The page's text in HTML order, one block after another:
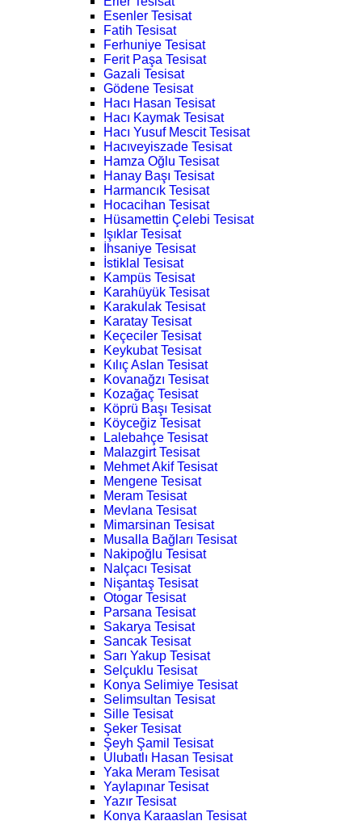
Esenler Tesisat
Fatih Tesisat
Ferhuniye Tesisat
Ferit Paşa Tesisat
Gazali Tesisat
Gödene Tesisat
Hacı Hasan Tesisat
Hacı Kaymak Tesisat
Hacı Yusuf Mescit Tesisat
Hacıveyiszade Tesisat
Hamza Oğlu Tesisat
Hanay Başı Tesisat
Harmancık Tesisat
Hocacihan Tesisat
Hüsamettin Çelebi Tesisat
Işıklar Tesisat
İhsaniye Tesisat
İstiklal Tesisat
Kampüs Tesisat
Karahüyük Tesisat
Karakulak Tesisat
Karatay Tesisat
Keçeciler Tesisat
Keykubat Tesisat
Kılıç Aslan Tesisat
Kovanağzı Tesisat
Kozağaç Tesisat
Köprü Başı Tesisat
Köyceğiz Tesisat
Lalebahçe Tesisat
Malazgirt Tesisat
Mehmet Akif Tesisat
Mengene Tesisat
Meram Tesisat
Mevlana Tesisat
Mimarsinan Tesisat
Musalla Bağları Tesisat
Nakipoğlu Tesisat
Nalçacı Tesisat
Nişantaş Tesisat
Otogar Tesisat
Parsana Tesisat
Sakarya Tesisat
Sancak Tesisat
Sarı Yakup Tesisat
Selçuklu Tesisat
Konya Selimiye Tesisat
Selimsultan Tesisat
Sille Tesisat
Şeker Tesisat
Şeyh Şamil Tesisat
Ulubatlı Hasan Tesisat
Yaka Meram Tesisat
Yaylapınar Tesisat
Yazır Tesisat
Konya Karaaslan Tesisat